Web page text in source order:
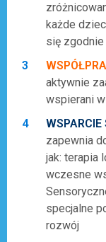
każde
się zgodnie
aktywnie
wspierani
zapewnia
jak: terapia
wczesne
specjalne
rozwój